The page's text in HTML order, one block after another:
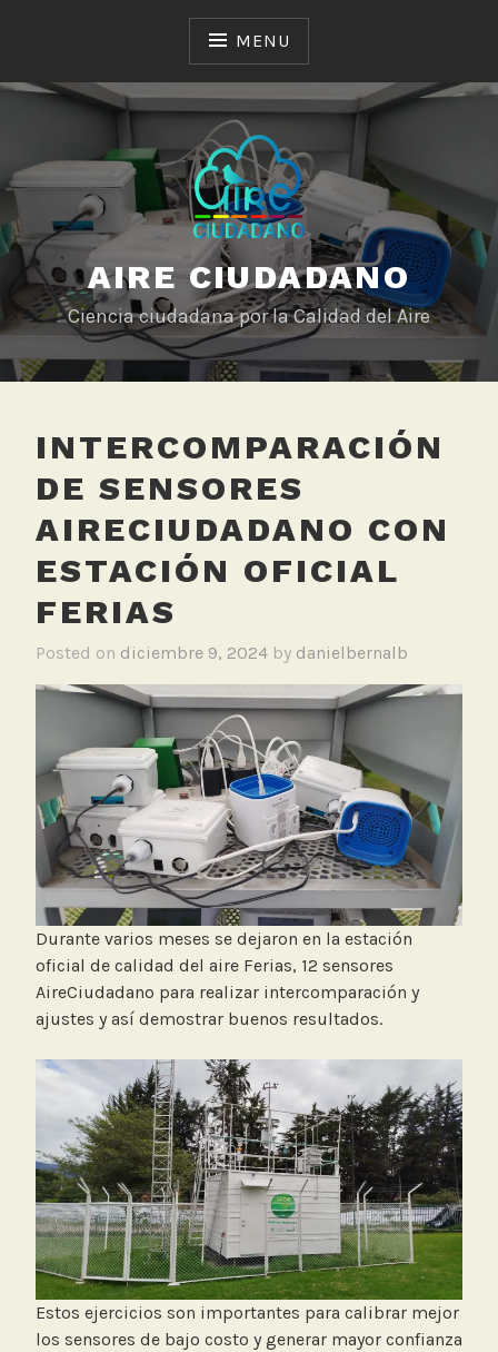
MENU
AIRE CIUDADANO
Ciencia ciudadana por la Calidad del Aire
INTERCOMPARACIÓN
DE SENSORES
AIRECIUDADANO CON
ESTACIÓN OFICIAL
FERIAS
Posted on diciembre 9, 2024 by danielbernalb
Durante varios meses se dejaron en la estación
oficial de calidad del aire Ferias, 12 sensores
AireCiudadano para realizar intercomparación y
ajustes y así demostrar buenos resultados.
Estos ejercicios son importantes para calibrar mejor
los sensores de bajo costo y generar mayor confianza